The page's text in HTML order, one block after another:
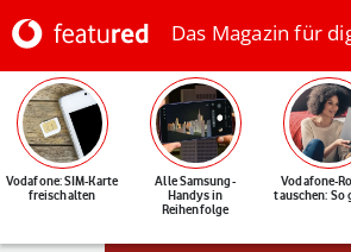
Das Magazin für
Vodafone: SIM-Karte
freischalten
Alle Samsung-
Handys in
Reihenfolge
Vodafone-
tauschen: So